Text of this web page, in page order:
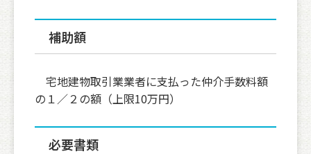
補助額
宅地建物取引業業者に支払った仲介手数料額
の１／２の額（上限10万円）
必要書類